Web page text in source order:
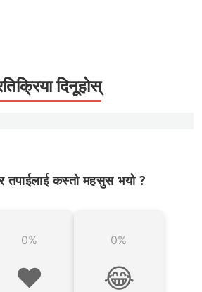
दिनूहोस्
तपाईलाई कस्तो महसुस भयो ?
0%
❤️
0%
😂